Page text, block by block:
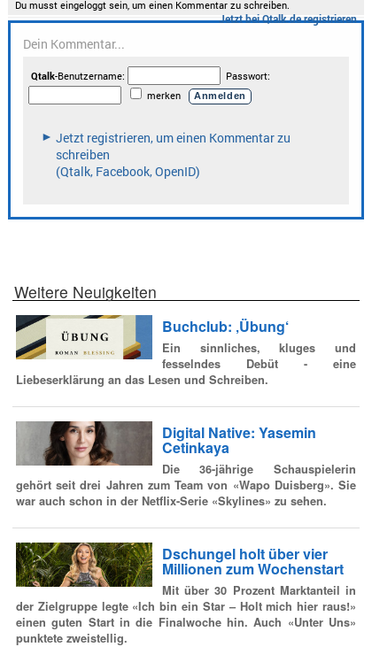
Weitere Neuigkeiten
Buchclub: ‚Übung‘
Ein sinnliches, kluges und
fesselndes Debüt - eine
Liebeserklärung an das Lesen und Schreiben.
Digital Native: Yasemin
Cetinkaya
Die 36-jährige Schauspielerin
gehört seit drei Jahren zum Team von «Wapo Duisberg». Sie
war auch schon in der Netflix-Serie «Skylines» zu sehen.
Dschungel holt über vier
Millionen zum Wochenstart
Mit über 30 Prozent Marktanteil in
der Zielgruppe legte «Ich bin ein Star – Holt mich hier raus!»
einen guten Start in die Finalwoche hin. Auch «Unter Uns»
punktete zweistellig.